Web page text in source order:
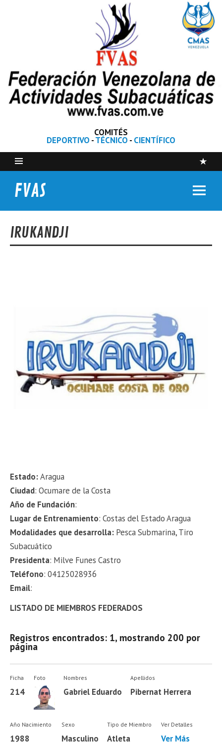
COMITÉS
DEPORTIVO -TÉCNICO - CIENTÍFICO
FVAS
IRUKANDJI
Estado:Aragua
Ciudad: Ocumare de la Costa
Año de Fundación:
Lugar de Entrenamiento: Costas del Estado Aragua
Modalidades que desarrolla: Pesca Submarina, Tiro
Subacuático
Presidenta: Milve Funes Castro
Teléfono: 04125028936
Email:
LISTADO DE MIEMBROS FEDERADOS
Registros encontrados: 1, mostrando 200 por
página
Ficha
214
Foto Nombres
Gabriel Eduardo
Apellidos
Pibernat Herrera
Año Nacimiento
1988
Sexo
Masculino
Tipo de Miembro
Atleta
Ver Detalles
Ver Más